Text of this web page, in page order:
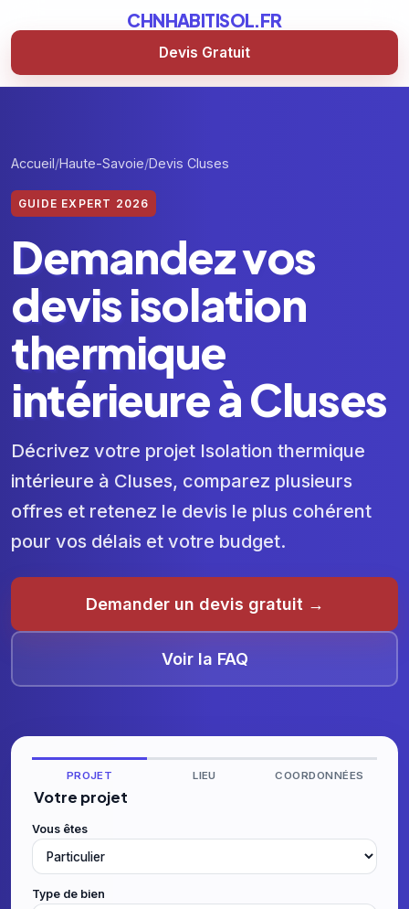
CHNHABITISOL.FR
Devis Gratuit
Accueil Haute-Savoie Devis Cluses
GUIDE EXPERT 2026
Demandez vos
devis isolation
thermique
intérieure à Cluses
Décrivez votre projet Isolation thermique
intérieure à Cluses, comparez plusieurs
offres et retenez le devis le plus cohérent
pour vos délais et votre budget.
Demander un devis gratuit →
Voir la FAQ
PROJET LIEU COORDONNÉES
Votre projet
Vous êtes
Type de bien